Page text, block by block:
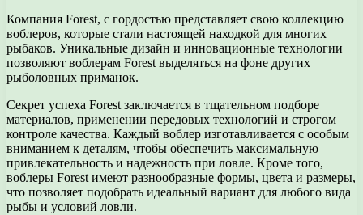
Компания Forest, с гордостью представляет свою коллекцию
воблеров, которые стали настоящей находкой для многих
рыбаков. Уникальные дизайн и инновационные технологии
позволяют воблерам Forest выделяться на фоне других
рыболовных приманок.
Секрет успеха Forest заключается в тщательном подборе
материалов, применении передовых технологий и строгом
контроле качества. Каждый воблер изготавливается с особым
вниманием к деталям, чтобы обеспечить максимальную
привлекательность и надежность при ловле. Кроме того,
воблеры Forest имеют разнообразные формы, цвета и размеры,
что позволяет подобрать идеальный вариант для любого вида
рыбы и условий ловли.